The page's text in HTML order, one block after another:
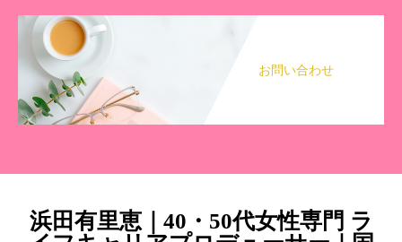
お問い合わせ
浜田有里恵｜40・50代女性専門 ラ